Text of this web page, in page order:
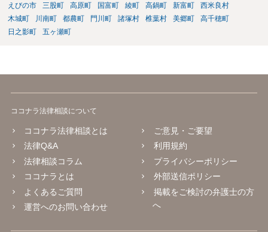
えびの市
三股町 高原町 国富町 綾町 高鍋町 新富町
西米良村
木城町
川南町 都農町 門川町 諸塚村 椎葉村 美郷町
高千穂町
日之影町
五ヶ瀬町
ココナラ法律相談について
ココナラ法律相談とは
法律Q&A
法律相談コラム
ココナラとは
よくあるご質問
運営へのお問い合わせ
ご意見・ご要望
利用規約
プライバシーポリシー
外部送信ポリシー
掲載をご検討の弁護士の方
へ